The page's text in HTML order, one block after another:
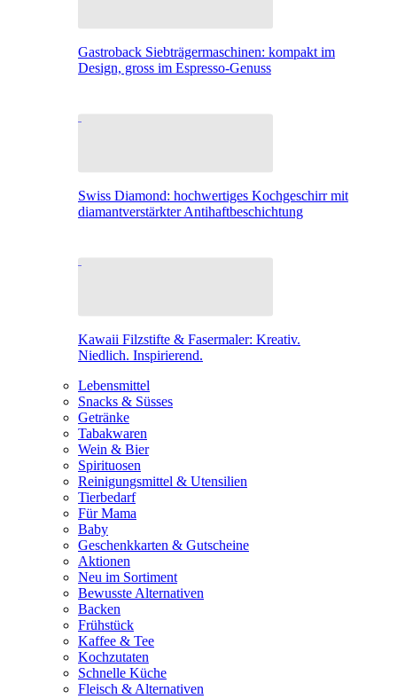
Gastroback Siebträgermaschinen: kompakt im
Design, gross im Espresso-Genuss
Swiss Diamond: hochwertiges Kochgeschirr mit
diamantverstärkter Antihaftbeschichtung
Kawaii Filzstifte & Fasermaler: Kreativ.
Niedlich. Inspirierend.
Lebensmittel
Snacks & Süsses
Getränke
Tabakwaren
Wein & Bier
Spirituosen
Reinigungsmittel & Utensilien
Tierbedarf
Für Mama
Baby
Geschenkkarten & Gutscheine
Aktionen
Neu im Sortiment
Bewusste Alternativen
Backen
Frühstück
Kaffee & Tee
Kochzutaten
Schnelle Küche
Fleisch & Alternativen